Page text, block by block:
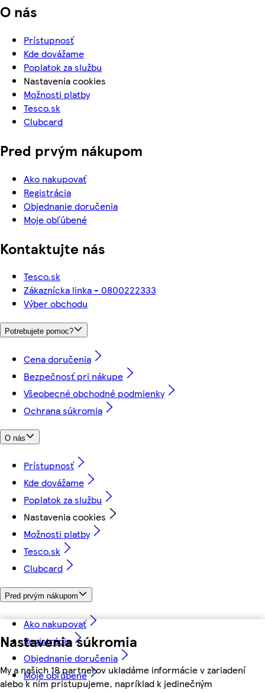
Nastavenia súkromia
My a našich 18 partnerov ukladáme informácie v zariadení
alebo k nim pristupujeme, napríklad k jedinečným
O nás
Prístupnosť
Kde dovážame
Poplatok za službu
Nastavenia cookies
Možnosti platby
Tesco.sk
Clubcard
Pred prvým nákupom
Ako nakupovať
Registrácia
Objednanie doručenia
Moje obľúbené
Kontaktujte nás
Tesco.sk
Zákaznícka linka - 0800222333
Výber obchodu
Potrebujete pomoc?
Cena doručenia
Bezpečnosť pri nákupe
Všeobecné obchodné podmienky
Ochrana súkromia
O nás
Prístupnosť
Kde dovážame
Poplatok za službu
Nastavenia cookies
Možnosti platby
Tesco.sk
Clubcard
Pred prvým nákupom
Ako nakupovať
Registrácia
Objednanie doručenia
Moje obľúbené